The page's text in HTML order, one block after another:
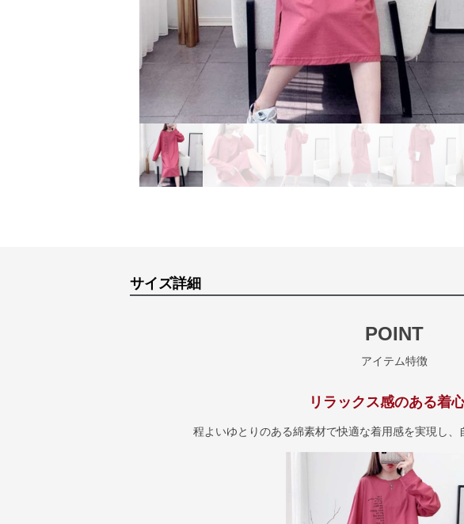
サイズ詳細
POINT
アイテム特徴
リラックス感のある着
程よいゆとりのある綿素材で快適な着用感を実現し、